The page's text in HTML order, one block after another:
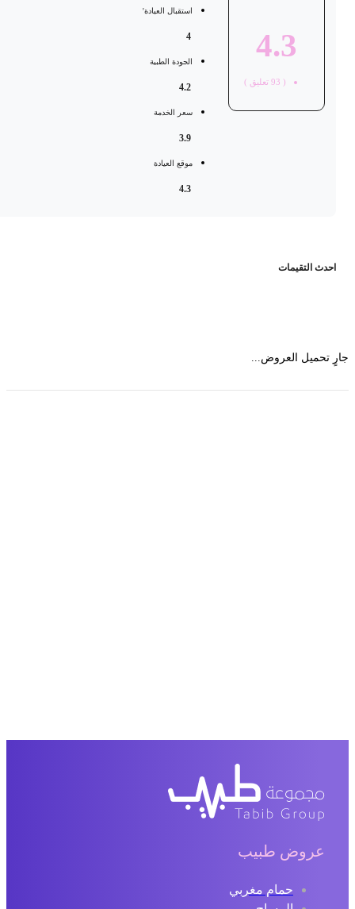
4.3
93 تعليق )
استقبال العيادة'
الجودة الطبية
سعر الخدمة
موقع العيادة
التقيمات
تحميل العروض...
عروض طبيب
حمام مغربي